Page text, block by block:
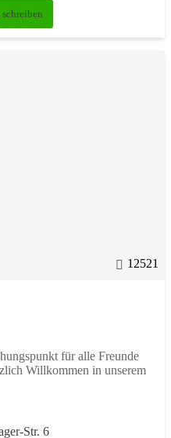
12521
für alle Freunde
Willkommen in unserem
Str. 6